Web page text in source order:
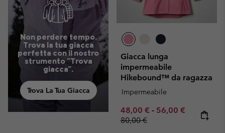
Non perdere tempo.
Trova la tua giacca
perfetta con il nostro
strumento "Trova
giacca".
Trova La Tua Giacca
Giacca lunga
impermeabile
Hikebound™ da ragazza
Impermeabile
Minimum sale price:
48,00 € - Maximum sale
56,00 € Regular
80,00 €